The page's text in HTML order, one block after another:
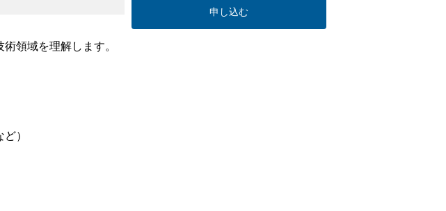
領域を理解します。
）
申し込む